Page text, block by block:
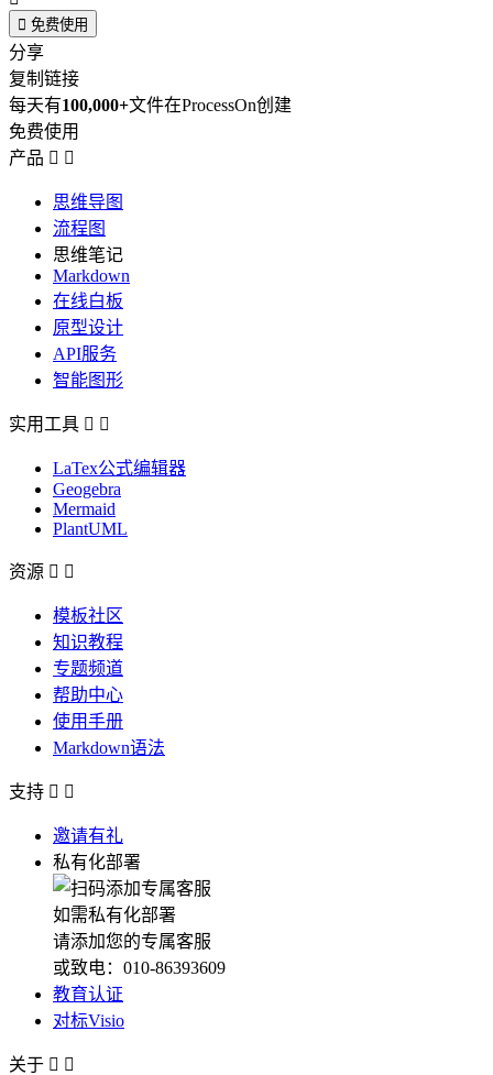
 免费使用
分享
复制链接
每天有100,000+文件在ProcessOn创建
免费使用
产品  
思维导图
流程图
思维笔记
Markdown
在线白板
原型设计
API服务
智能图形
实用工具  
LaTex公式编辑器
Geogebra
Mermaid
PlantUML
资源  
模板社区
知识教程
专题频道
帮助中心
使用手册
Markdown语法
支持  
邀请有礼
私有化部署
如需私有化部署
请添加您的专属客服
或致电：010-86393609
教育认证
对标Visio
关于  